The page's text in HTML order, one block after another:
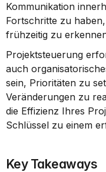
Kommunikation
Fortschritte zu
frühzeitig zu
Projektsteuerung
auch
sein, Prioritäten zu
Veränderungen zu
die Effizienz Ihres
Schlüssel zu einem
Key Takeaways